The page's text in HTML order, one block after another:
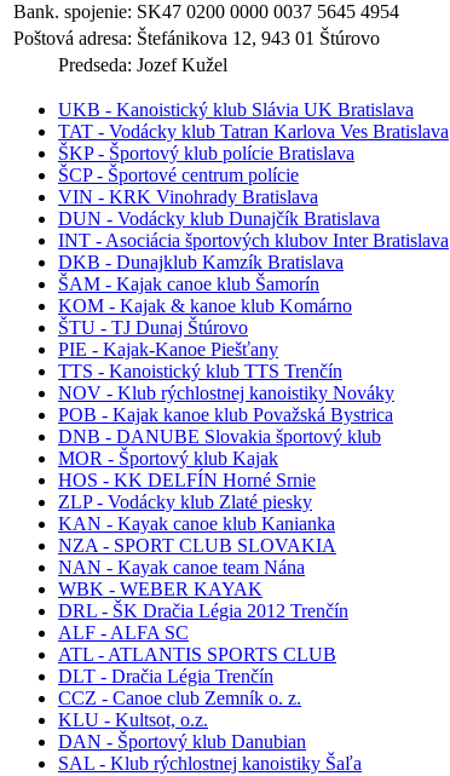
Bank. spojenie: SK47 0200 0000 0037 5645 4954
Poštová adresa: Štefánikova 12, 943 01 Štúrovo
Predseda: Jozef Kužel
UKB - Kanoistický klub Slávia UK Bratislava
TAT - Vodácky klub Tatran Karlova Ves Bratislava
ŠKP - Športový klub polície Bratislava
ŠCP - Športové centrum polície
VIN - KRK Vinohrady Bratislava
DUN - Vodácky klub Dunajčík Bratislava
INT - Asociácia športových klubov Inter Bratislava
DKB - Dunajklub Kamzík Bratislava
ŠAM - Kajak canoe klub Šamorín
KOM - Kajak & kanoe klub Komárno
ŠTU - TJ Dunaj Štúrovo
PIE - Kajak-Kanoe Piešťany
TTS - Kanoistický klub TTS Trenčín
NOV - Klub rýchlostnej kanoistiky Nováky
POB - Kajak kanoe klub Považská Bystrica
DNB - DANUBE Slovakia športový klub
MOR - Športový klub Kajak
HOS - KK DELFÍN Horné Srnie
ZLP - Vodácky klub Zlaté piesky
KAN - Kayak canoe klub Kanianka
NZA - SPORT CLUB SLOVAKIA
NAN - Kayak canoe team Nána
WBK - WEBER KAYAK
DRL - ŠK Dračia Légia 2012 Trenčín
ALF - ALFA SC
ATL - ATLANTIS SPORTS CLUB
DLT - Dračia Légia Trenčín
CCZ - Canoe club Zemník o. z.
KLU - Kultsot, o.z.
DAN - Športový klub Danubian
SAL - Klub rýchlostnej kanoistiky Šaľa